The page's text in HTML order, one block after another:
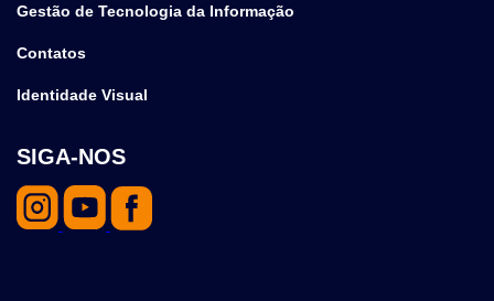
Gestão de Tecnologia da Informação
Contatos
Identidade Visual
SIGA-NOS